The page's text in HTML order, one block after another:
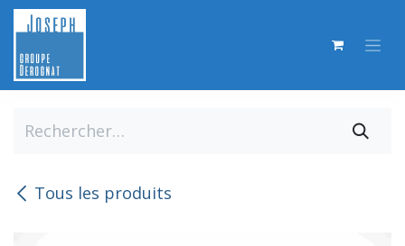
Se rendre au contenu
Tous les produits